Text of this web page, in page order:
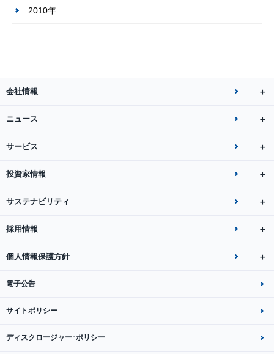
2010年
会社情報
ニュース
サービス
投資家情報
サステナビリティ
採用情報
個人情報保護方針
電子公告
サイトポリシー
ディスクロージャー･ポリシー